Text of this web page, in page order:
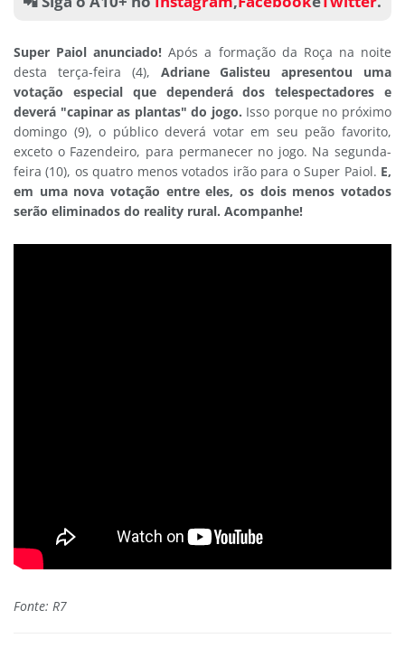
Super Paiol anunciado!Após a formação da Roça na noite
desta terça-feira (4), Adriane Galisteu apresentou uma
votação especial que dependerá dos telespectadores e
deverá "capinar as plantas" do jogo. Isso porque no próximo
domingo (9), o público deverá votar em seu peão favorito,
exceto o Fazendeiro, para permanecer no jogo. Na segunda-
feira (10), os quatro menos votados irão para o Super Paiol. E,
em uma nova votação entre eles, os dois menos votados
serão eliminados do reality rural. Acompanhe!
Fonte: R7